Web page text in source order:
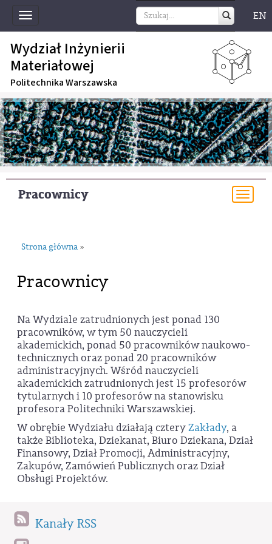
Toggle
navigation
EN
Wydział Inżynierii
Materiałowej
Politechnika Warszawska
Pracownicy
Strona główna »
Pracownicy
Na Wydziale zatrudnionych jest ponad 130
pracowników, w tym 50 nauczycieli
akademickich, ponad 50 pracowników naukowo-
technicznych oraz ponad 20 pracowników
administracyjnych. Wśród nauczycieli
akademickich zatrudnionych jest 15 profesorów
tytularnych i 10 profesorów na stanowisku
profesora Politechniki Warszawskiej.
W obrębie Wydziału działają czteryZakłady, a
także Biblioteka, Dziekanat, Biuro Dziekana, Dział
Finansowy, Dział Promocji, Administracyjny,
Zakupów, Zamówień Publicznych oraz Dział
Obsługi Projektów.
Kanały RSS